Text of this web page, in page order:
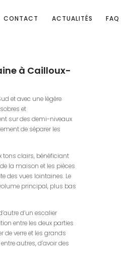
CONTACT ACTUALITÉS FAQ
à Cailloux-
et avec une légère
et
sur des demi-niveaux
de séparer les
tons clairs, bénéficiant
la maison et les pièces
des vues lointaines. Le
principal, plus bas
d’un escalier
entre les deux parties
de verre et les grands
autres, d’avoir des